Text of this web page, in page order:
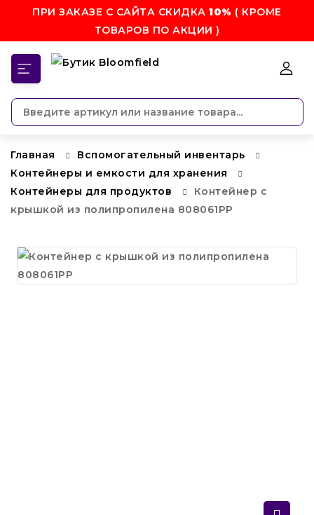
ПРИ ЗАКАЗЕ С САЙТА СКИДКА10% ( КРОМЕ
ТОВАРОВ ПО АКЦИИ )
Главная
Вспомогательный инвентарь
Контейнеры и емкости для хранения
Контейнеры для продуктов
Контейнер с
крышкой из полипропилена 808061PP